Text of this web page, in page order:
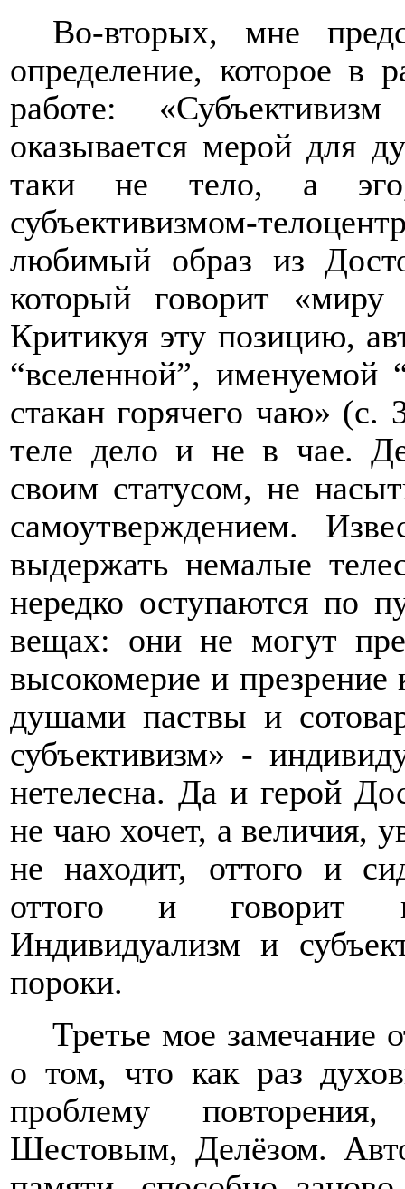
Во-вторых, мне
определение, которое в
работе:
оказывается мерой для
таки не тело, а
субъективизмом-
любимый образ из
который говорит
Критикуя эту позицию,
“вселенной”, именуемой
стакан горячего чаю»
теле дело и не в чае.
своим статусом, не
самоутверждением.
выдержать немалые
нередко оступаются по
вещах: они не могут
высокомерие и
душами паствы и
субъективизм» -
нетелесна. Да и герой
не чаю хочет, а величия,
не находит, оттого и
оттого и говорит
Индивидуализм и
пороки.
Третье мое замечание
о том, что как раз
проблему
Шестовым, Делёзом.